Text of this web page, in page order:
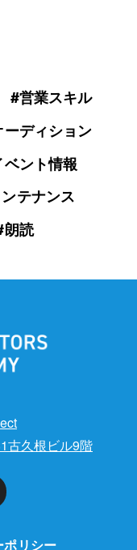
#営業スキル
ーディション
ント情報
テナンス
朗読
古久根ビル9階
リシー